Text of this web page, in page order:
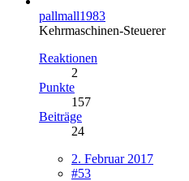
pallmall1983
Kehrmaschinen-Steuerer
Reaktionen
2
Punkte
157
Beiträge
24
2. Februar 2017
#53